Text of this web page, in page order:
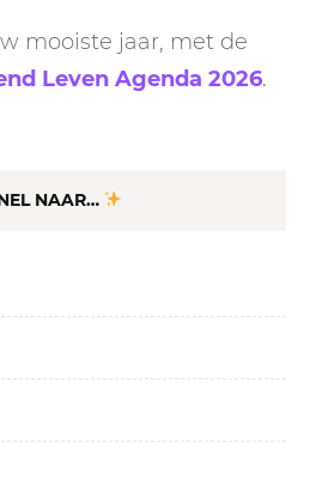
mooiste jaar, met de
Leven Agenda 2026.
NAAR…